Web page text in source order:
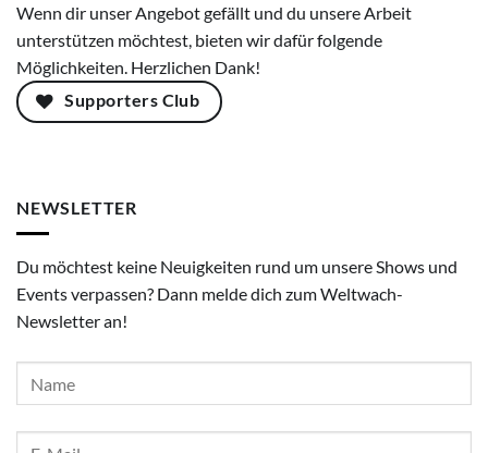
Wenn dir unser Angebot gefällt und du unsere Arbeit
unterstützen möchtest, bieten wir dafür folgende
Möglichkeiten. Herzlichen Dank!
Supporters Club
NEWSLETTER
Du möchtest keine Neuigkeiten rund um unsere Shows und
Events verpassen? Dann melde dich zum Weltwach-
Newsletter an!